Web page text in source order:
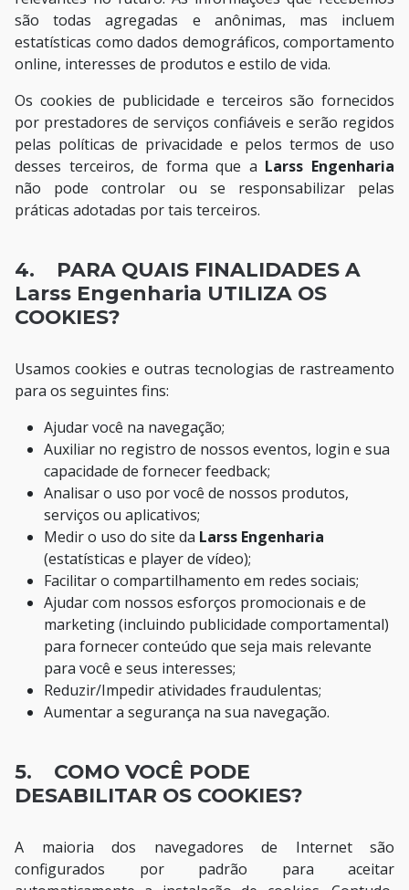
são todas agregadas e anônimas, mas incluem
estatísticas como dados demográficos, comportamento
online, interesses de produtos e estilo de vida.
Os cookies de publicidade e terceiros são fornecidos
por prestadores de serviços confiáveis e serão regidos
pelas políticas de privacidade e pelos termos de uso
desses terceiros, de forma que a Larss Engenharia
não pode controlar ou se responsabilizar pelas
práticas adotadas por tais terceiros.
4. PARA QUAIS FINALIDADES A
Larss Engenharia UTILIZA OS
COOKIES?
Usamos cookies e outras tecnologias de rastreamento
para os seguintes fins:
Ajudar você na navegação;
Auxiliar no registro de nossos eventos, login e sua
capacidade de fornecer feedback;
Analisar o uso por você de nossos produtos,
serviços ou aplicativos;
Medir o uso do site da Larss Engenharia
(estatísticas e player de vídeo);
Facilitar o compartilhamento em redes sociais;
Ajudar com nossos esforços promocionais e de
marketing (incluindo publicidade comportamental)
para fornecer conteúdo que seja mais relevante
para você e seus interesses;
Reduzir/Impedir atividades fraudulentas;
Aumentar a segurança na sua navegação.
5. COMO VOCÊ PODE
DESABILITAR OS COOKIES?
A maioria dos navegadores de Internet são
configurados por padrão para aceitar